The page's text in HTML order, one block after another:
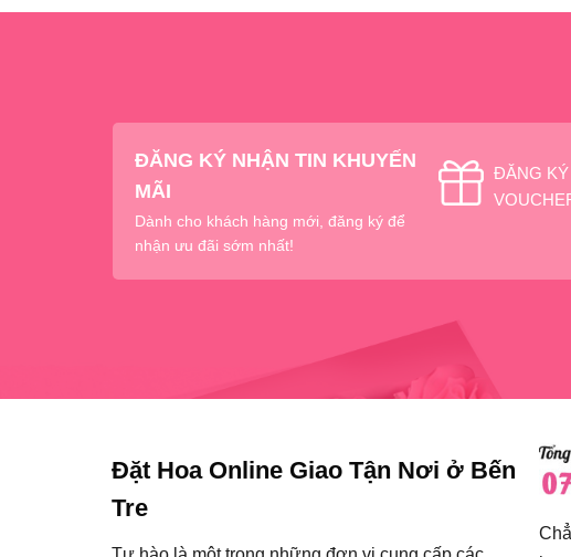
ĐĂNG KÝ NHẬN TIN KHUYẾN
MÃI
Dành cho khách hàng mới, đăng ký để
nhận ưu đãi sớm nhất!
ĐĂNG KÝ
Đặt Hoa Online Giao Tận Nơi ở Bến
Tre